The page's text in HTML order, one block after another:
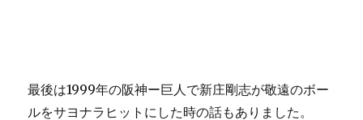
最後は1999年の阪神ー巨人で新庄剛志が敬遠のボー
ルをサヨナラヒットにした時の話もありました。